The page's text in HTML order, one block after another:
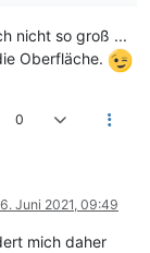
nicht so groß ...
Oberfläche.
0
Juni 2021, 09:49
mich daher